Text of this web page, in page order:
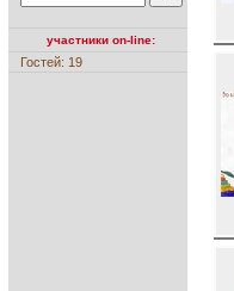
участники on-line:
Гостей: 19